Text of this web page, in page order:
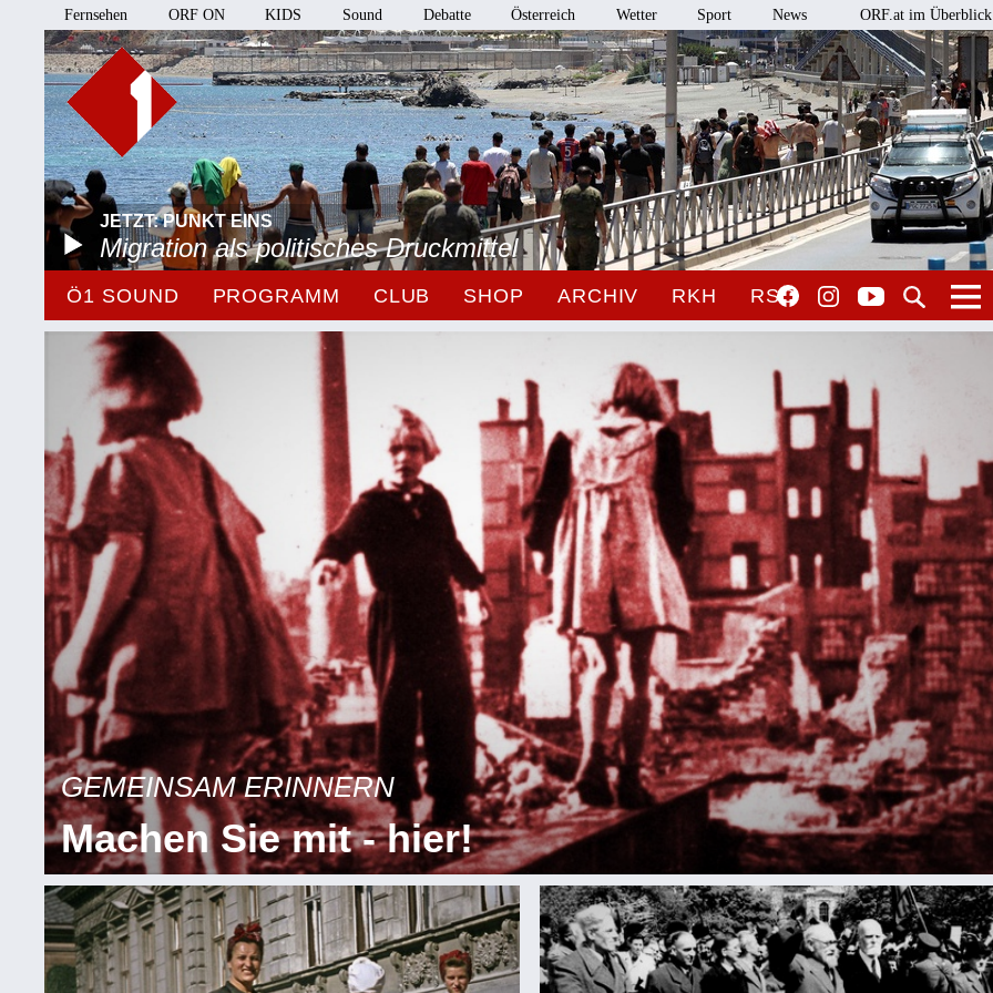
Fernsehen ORF ON KIDS Sound Debatte Österreich Wetter Sport News ORF.at im Überblick
JETZT: PUNKT EINS
Migration als politisches Druckmittel
Ö1 SOUND PROGRAMM CLUB SHOP ARCHIV RKH RSO
GEMEINSAM ERINNERN
Machen Sie mit - hier!